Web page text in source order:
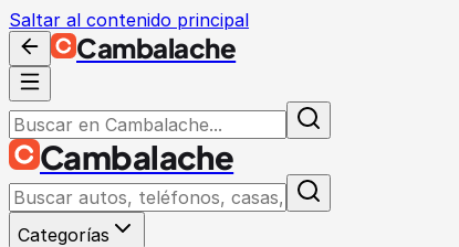
Saltar al contenido principal
Cambalache
Cambalache
Categorías